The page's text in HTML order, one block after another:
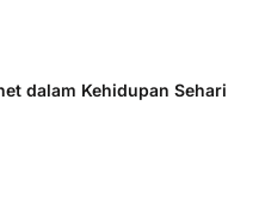
dalam Kehidupan Sehari